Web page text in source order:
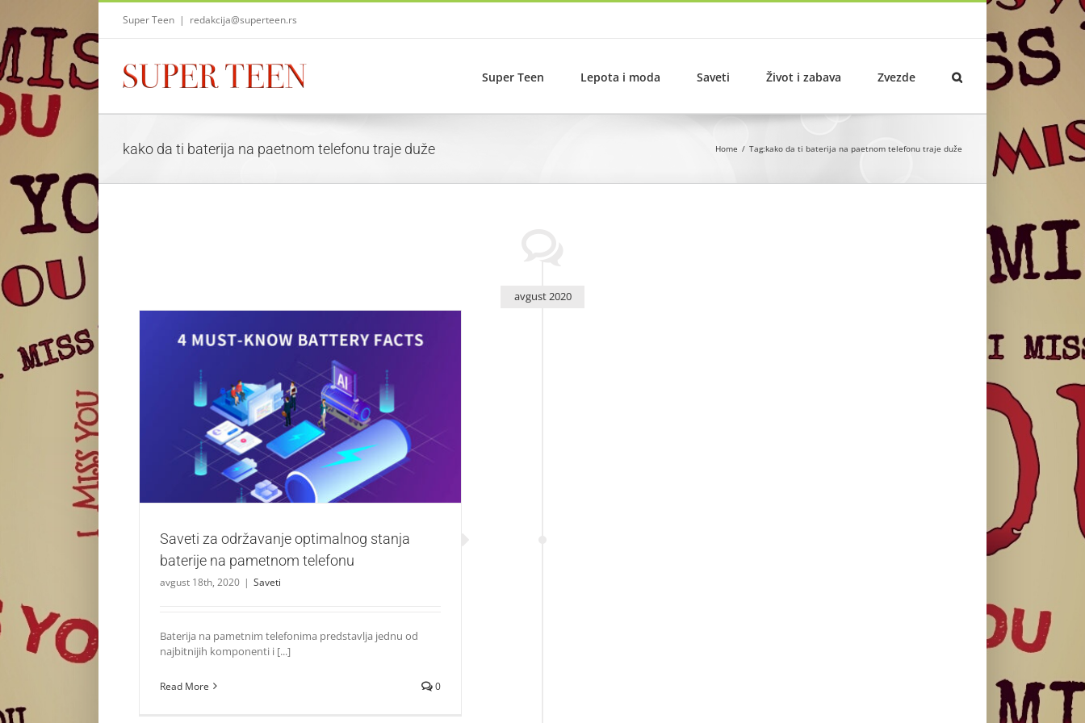
content
Super Teen | redakcija@superteen.rs
Super Teen Lepota i moda Saveti Život i zabava Zvezde
kako da ti baterija na paetnom telefonu traje duže Home Tag:kako da ti baterija na paetnom telefonu traje duže
avgust 2020
Saveti za održavanje optimalnog stanja baterije na
pametnom telefonu
Saveti
Saveti za održavanje optimalnog stanja
baterije na pametnom telefonu
avgust 18th, 2020 | Saveti
Baterija na pametnim telefonima predstavlja jednu od
najbitnijih komponenti i [...]
Read More 0